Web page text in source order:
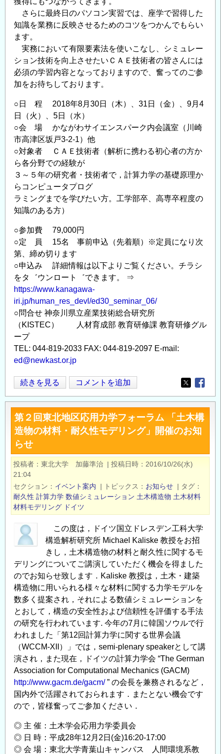
力
学
の
基
礎』
講
座
の
ご
案
内
の
さらに最終日のパソコン実習では、座学で習得した
知識を業務に反映させるためのコツをつかんでもらい
ます。
実務において有限要素法を使いこなし、シミュレー
ション技術を向上させたいＣＡＥ技術者の皆さんには
必須の学習内容となっておりますので、奮ってのご参
加をお待ちしております。
○日 程 2018年8月30日（木）、31日（金）、9月4
日（火）、5日（水）
○会 場 かながわサイエンスパーク内会議室（川崎
市高津区坂戸3-2-1）他
○対象者 ＣＡＥ技術者（解析に携わる初心者の方か
ら各分野での経験が
３～５年の研究者・技術者で，計算力学の基礎原理か
らコンピュータプログ
ラミングまでを学びたい方。工学部卒、高専卒程度の
知識のある方）
○参加費 79,000円
○定 員 15名 事前申込（先着順）※定員になり次
第、締め切ります
○申込み 詳細情報は以下よりご覧ください。チラシ
をタ゛ウンロート゛できます。 ⇒
https://www.kanagawa-
iri.jp/human_res_devl/ed30_seminar_06/
○問合せ 神奈川県立産業技術総合研究所
（KISTEC） 人材育成部 教育研修課 教育研修グル
ープ
TEL: 044-819-2033 FAX: 044-819-2097 E-mail:
ed@newkast.or.jp
『計
算
力
学
の
基
礎』
講
の
ご
内
続きを見る コメントを追加
Opens in
第２回東北地区応用力学フォーラム 「土木構
造物の材料・耐久性モデリング」開催のお知
らせ
投稿者 東北大学 加藤準治 | 投稿日時
2016/10/26(水)
21:04
セクション
イベント案内 | トピックス お知らせ | タグ
耐久性 計算力学 数値シミュレーション 土木構造物 土木材料
材料モデリング ドイツ
この度は，ドイツ国立ドレスデン工科大学
構造解析研究所 Michael Kaliske 教授をお招
きし，土木構造物の材料と耐久性に関するモ
デリングについてご講演していただく機会を得ました
のでお知らせ致します．Kaliske 教授は，土木・建築
構造物に用いられる様々な材料に関する力学モデルを
数多く提案され，それによる数値シミュレーションを
とおして，構造の安全性および信頼性を評価する手法
の研究を行われています. 今年の7月に韓国ソウルで行
われました「第12回計算力学に関する世界会議
（WCCM-XII）」では，semi-plenary speakerとして講
演され，また現在，ドイツの計算力学会 “The German
Association for Computational Mechanics (GACM)
http://www.gacm.de/gacm/” の会長を兼務されるなど，
国内外で活躍されておられます．またとない機会です
ので，皆様奮ってご参加ください．
◎ 主 催：土木学会応用力学委員会
◎ 日 時：平成28年12月2日(金)16:20-17:00
◎ 会 場：東北大学青葉山キャンパス 人間環境系教